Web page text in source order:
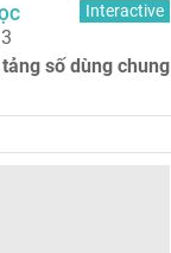
Interactive
số dùng chung